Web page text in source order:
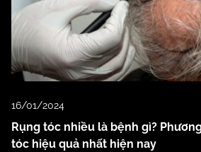
16/01/2024
Rụng tóc nhiều là bệnh gì?
tóc hiệu quả nhất hiện nay